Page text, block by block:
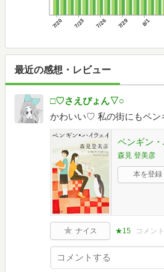
7/20 7/23 7/26 7/29 8/1
最近の感想・レビュー
□♡さえぴょん▽○
かわいい♡ 私の街にもペン
ペンギン
森見 登美彦
本を登録
ナイス ★15 コメン